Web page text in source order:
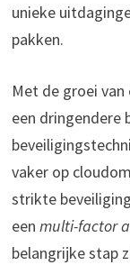
unieke
pakken.
Met de groei van
een dringendere
vaker op
strikte
een multi-factor
belangrijke stap